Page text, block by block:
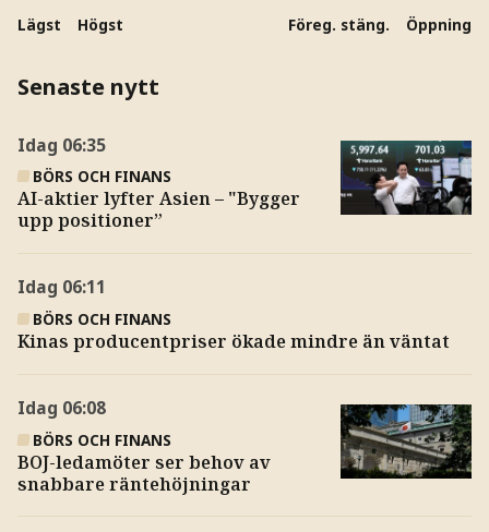
Lägst Högst Föreg. stäng. Öppning
Senaste nytt
Idag 06:35
BÖRS OCH FINANS
AI-aktier lyfter Asien – "Bygger
upp positioner”
Idag 06:11
BÖRS OCH FINANS
Kinas producentpriser ökade mindre än väntat
Idag 06:08
BÖRS OCH FINANS
BOJ-ledamöter ser behov av
snabbare räntehöjningar